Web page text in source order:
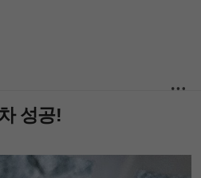
성공!